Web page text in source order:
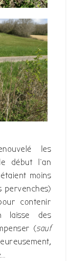
les
début l’an
moins
pervenches)
contenir
laisse des
(sauf